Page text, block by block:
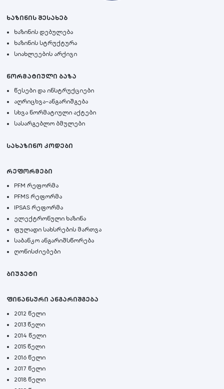
ხაზინის შესახებ
ხაზინის დებულება
ხაზინის სტრუქტურა
სიახლეების არქივი
ნორმატიული ბაზა
წესები და ინსტრუქციები
აღრიცხვა-ანგარიშგება
სხვა ნორმატიული აქტები
სასარგებლო ბმულები
სახაზინო კოდები
რეფორმები
PFM რეფორმა
PFMS რეფორმა
IPSAS რეფორმა
ელექტრონული ხაზინა
ფულადი სახსრების მართვა
საბანკო ანგარიშსწორება
ღონისძიებები
ბიუჯეტი
ფინანსური ანგარიშგება
2012 წელი
2013 წელი
2014 წელი
2015 წელი
2016 წელი
2017 წელი
2018 წელი